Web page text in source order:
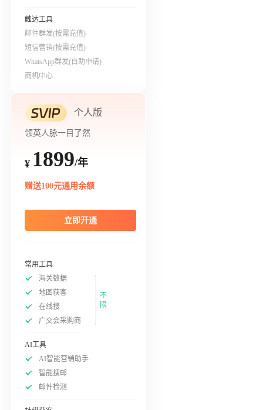
触达工具
邮件群发(按需充值)
短信营销(按需充值)
WhatsApp群发(自助申请)
商机中心
个人版
领英人脉一目了然
¥ 1899/年
赠送100元通用余额
立即开通
常用工具
海关数据
地图获客
在线搜
广交会采购商
不
限
AI工具
AI智能营销助手
智能搜邮
邮件检测